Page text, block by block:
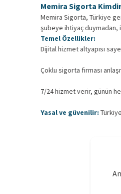
Memira Sigorta
Memira Sigorta, Türkiye
şubeye ihtiyaç
Temel Özellikler:
Dijital hizmet altyapısı
Çoklu sigorta firması
7/24 hizmet verir, günün
Yasal ve güvenilir: